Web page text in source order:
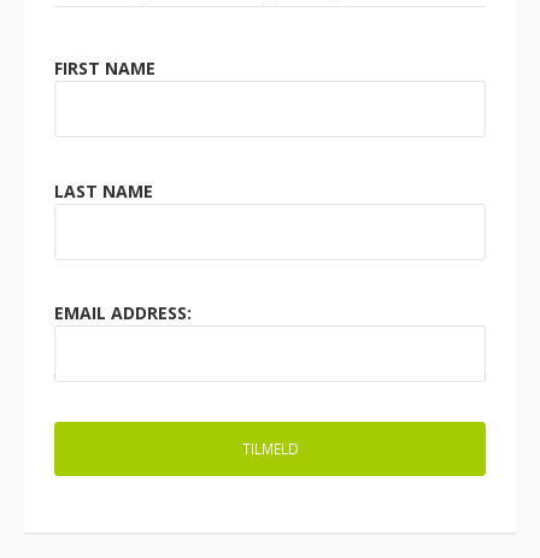
FIRST NAME
LAST NAME
EMAIL ADDRESS: